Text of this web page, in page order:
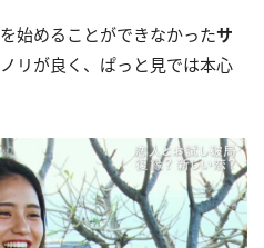
始めることができなかったサ
リが良く、ぱっと見では本心